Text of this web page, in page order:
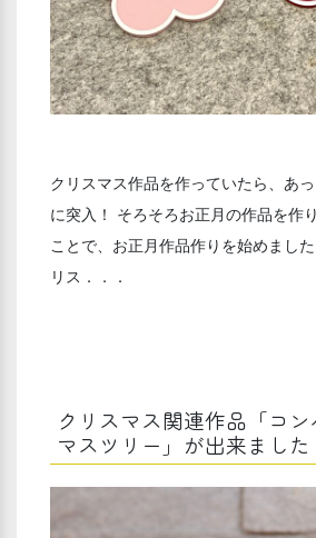
クリスマス作品を作っていたら、あ
に突入！ そろそろお正月の作品を作
ことで、お正月作品作りを始めまし
リス．．．
クリスマス関連作品「コ
マスツリー」が出来ました